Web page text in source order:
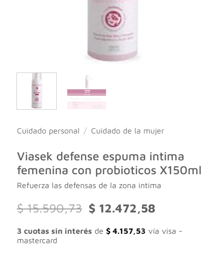
Cuidado personal / Cuidado de la mujer
Viasek defense espuma intima
femenina con probioticos X150ml
Refuerza las defensas de la zona intima
$15.590,73
El
precio
original
era:
$ 12.472,58El
es:
3 cuotas sin interés de $4.157,53 vía visa -
mastercard